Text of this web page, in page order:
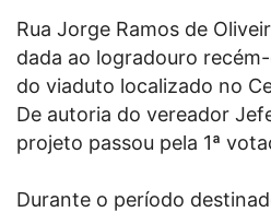
Rua Jorge Ramos de
dada ao logradouro
do viaduto localizado no
De autoria do vereador
projeto passou pela 1ª
Durante o período